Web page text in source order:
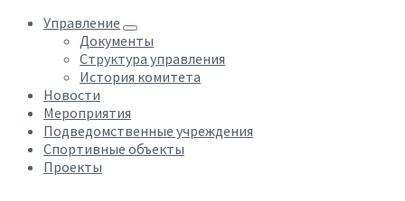
Управление
Документы
Структура управления
История комитета
Новости
Мероприятия
Подведомственные учреждения
Спортивные объекты
Проекты